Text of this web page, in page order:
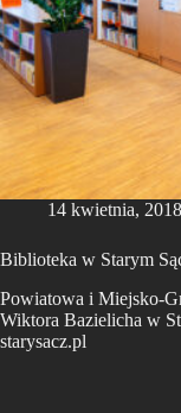
14 kwietnia, 2018
Biblioteka w Starym
Powiatowa i Miejsko-
Wiktora Bazielicha w
starysacz.pl